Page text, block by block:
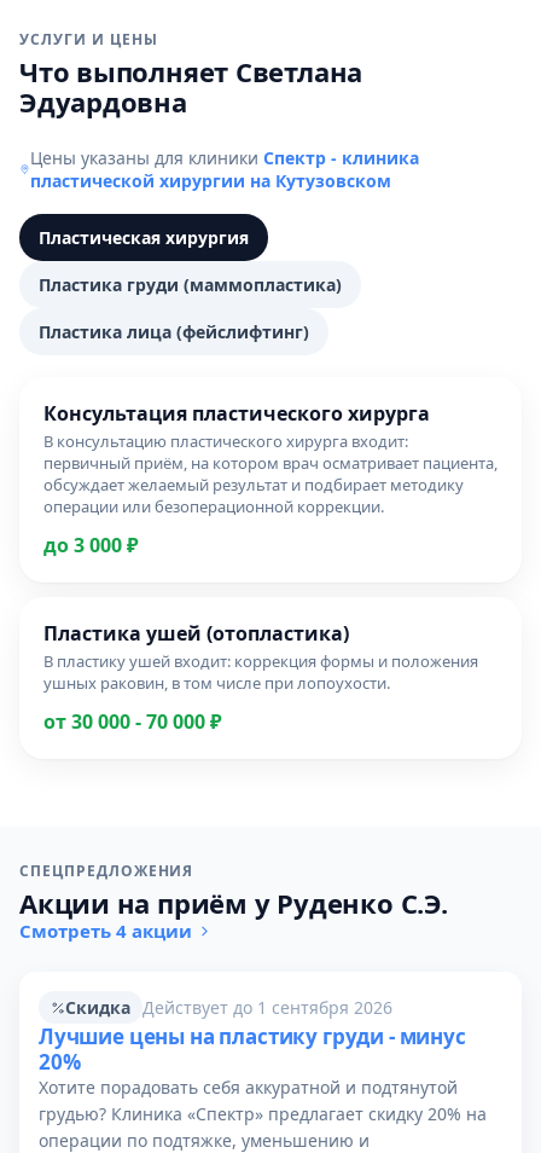
УСЛУГИ И ЦЕНЫ
Что выполняет Светлана
Эдуардовна
Цены указаны для клиникиСпектр - клиника
пластической хирургии на Кутузовском
Пластическая хирургия
Пластика груди (маммопластика)
Пластика лица (фейслифтинг)
Консультация пластического хирурга
В консультацию пластического хирурга входит:
первичный приём, на котором врач осматривает пациента,
обсуждает желаемый результат и подбирает методику
операции или безоперационной коррекции.
до 3 000 ₽
Пластика ушей (отопластика)
В пластику ушей входит: коррекция формы и положения
ушных раковин, в том числе при лопоухости.
от 30 000 - 70 000 ₽
СПЕЦПРЕДЛОЖЕНИЯ
Акции на приём у Руденко С.Э.
Смотреть 4 акции
Скидка Действует до 1 сентября 2026
Лучшие цены на пластику груди - минус
20%
Хотите порадовать себя аккуратной и подтянутой
грудью? Клиника «Спектр» предлагает скидку 20% на
операции по подтяжке, уменьшению и